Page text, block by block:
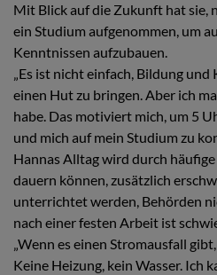
Mit Blick auf die Zukunft hat sie,
ein Studium aufgenommen, um
Kenntnissen aufzubauen.
„Es ist nicht einfach, Bildung
einen Hut zu bringen. Aber ich
habe. Das motiviert mich, um 5
und mich auf mein Studium zu
Hannas Alltag wird durch
dauern können, zusätzlich
unterrichtet werden, Behörden
nach einer festen Arbeit ist
„Wenn es einen Stromausfall
Keine Heizung, kein Wasser. Ich